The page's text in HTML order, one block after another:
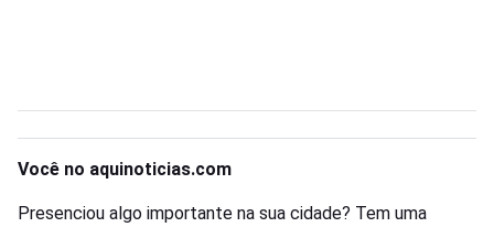
Você no aquinoticias.com
Presenciou algo importante na sua cidade? Tem uma